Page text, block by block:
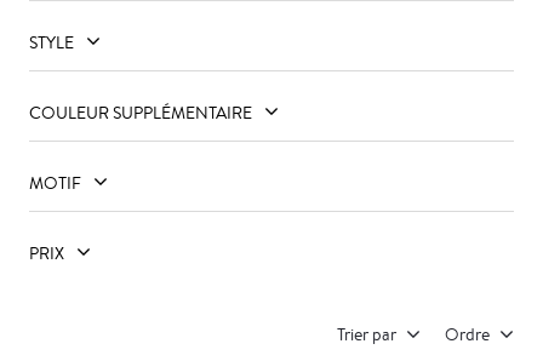
STYLE
COULEUR SUPPLÉMENTAIRE
MOTIF
PRIX
Trier par Ordre